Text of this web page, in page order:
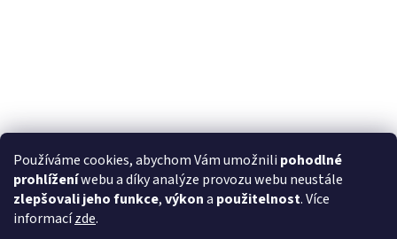
Používáme cookies, abychom Vám umožnili pohodlné
prohlíženíwebu a díky analýze provozu webu neustále
zlepšovali jeho funkce,výkona použitelnost. Více
informacízde.